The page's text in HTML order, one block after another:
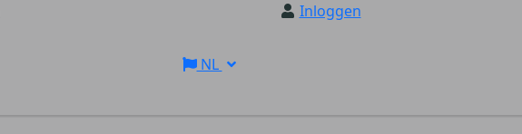
Inloggen
NL